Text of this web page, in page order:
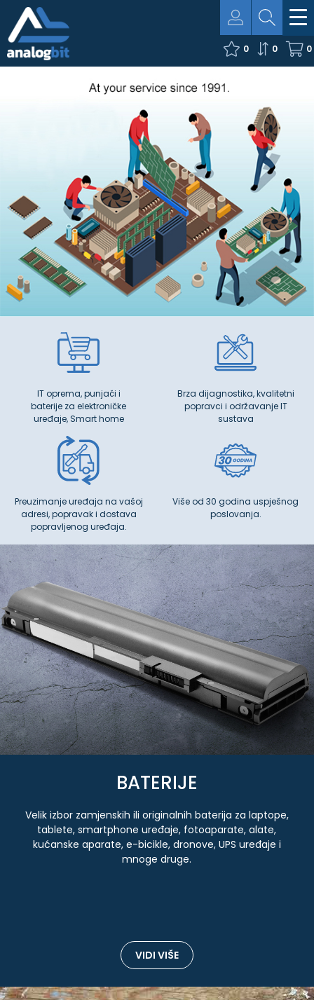
0
0
0
IT oprema, punjači i
baterije za elektroničke
uređaje, Smart home
Brza dijagnostika, kvalitetni
popravci i održavanje IT
sustava
Preuzimanje uređaja na vašoj
adresi, popravak i dostava
popravljenog uređaja.
Više od 30 godina uspješnog
poslovanja.
BATERIJE
Velik izbor zamjenskih ili originalnih baterija za laptope,
tablete, smartphone uređaje, fotoaparate, alate,
kućanske aparate, e-bicikle, dronove, UPS uređaje i
mnoge druge.
VIDI VIŠE